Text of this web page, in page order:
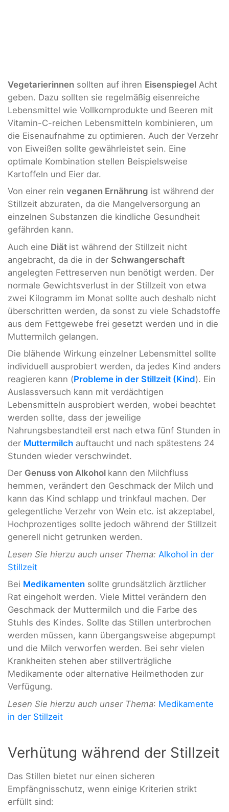
Vegetarierinnen sollten auf ihren Eisenspiegel Acht
geben. Dazu sollten sie regelmäßig eisenreiche
Lebensmittel wie Vollkornprodukte und Beeren mit
Vitamin-C-reichen Lebensmitteln kombinieren, um
die Eisenaufnahme zu optimieren. Auch der Verzehr
von Eiweißen sollte gewährleistet sein. Eine
optimale Kombination stellen Beispielsweise
Kartoffeln und Eier dar.
Von einer rein veganen Ernährung ist während der
Stillzeit abzuraten, da die Mangelversorgung an
einzelnen Substanzen die kindliche Gesundheit
gefährden kann.
Auch eine Diät ist während der Stillzeit nicht
angebracht, da die in der Schwangerschaft
angelegten Fettreserven nun benötigt werden. Der
normale Gewichtsverlust in der Stillzeit von etwa
zwei Kilogramm im Monat sollte auch deshalb nicht
überschritten werden, da sonst zu viele Schadstoffe
aus dem Fettgewebe frei gesetzt werden und in die
Muttermilch gelangen.
Die blähende Wirkung einzelner Lebensmittel sollte
individuell ausprobiert werden, da jedes Kind anders
reagieren kann (Probleme in der Stillzeit (Kind). Ein
Auslassversuch kann mit verdächtigen
Lebensmitteln ausprobiert werden, wobei beachtet
werden sollte, dass der jeweilige
Nahrungsbestandteil erst nach etwa fünf Stunden in
der Muttermilch auftaucht und nach spätestens 24
Stunden wieder verschwindet.
Der Genuss von Alkohol kann den Milchfluss
hemmen, verändert den Geschmack der Milch und
kann das Kind schlapp und trinkfaul machen. Der
gelegentliche Verzehr von Wein etc. ist akzeptabel,
Hochprozentiges sollte jedoch während der Stillzeit
generell nicht getrunken werden.
Lesen Sie hierzu auch unser Thema: Alkohol in der
Stillzeit
Bei Medikamenten sollte grundsätzlich ärztlicher
Rat eingeholt werden. Viele Mittel verändern den
Geschmack der Muttermilch und die Farbe des
Stuhls des Kindes. Sollte das Stillen unterbrochen
werden müssen, kann übergangsweise abgepumpt
und die Milch verworfen werden. Bei sehr vielen
Krankheiten stehen aber stillverträgliche
Medikamente oder alternative Heilmethoden zur
Verfügung.
Lesen Sie hierzu auch unser Thema: Medikamente
in der Stillzeit
Verhütung während der Stillzeit
Das Stillen bietet nur einen sicheren
Empfängnisschutz, wenn einige Kriterien strikt
erfüllt sind: